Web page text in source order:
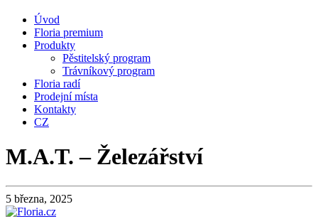
Úvod
Floria premium
Produkty
Pěstitelský program
Trávníkový program
Floria radí
Prodejní místa
Kontakty
CZ
M.A.T. – Železářství
5 března, 2025